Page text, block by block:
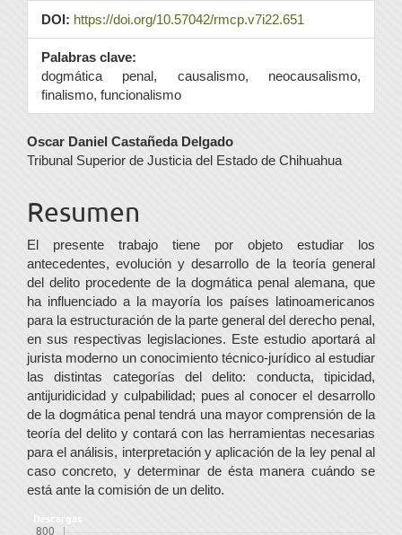
DOI: https://doi.org/10.57042/rmcp.v7i22.651
Palabras clave:
dogmática penal, causalismo, neocausalismo,
finalismo, funcionalismo
Contenido
principal
del
artículo
Oscar Daniel Castañeda Delgado
Tribunal Superior de Justicia del Estado de Chihuahua
Resumen
El presente trabajo tiene por objeto estudiar los
antecedentes, evolución y desarrollo de la teoría general
del delito procedente de la dogmática penal alemana, que
ha influenciado a la mayoría los países latinoamericanos
para la estructuración de la parte general del derecho penal,
en sus respectivas legislaciones. Este estudio aportará al
jurista moderno un conocimiento técnico-jurídico al estudiar
las distintas categorías del delito: conducta, tipicidad,
antijuridicidad y culpabilidad; pues al conocer el desarrollo
de la dogmática penal tendrá una mayor comprensión de la
teoría del delito y contará con las herramientas necesarias
para el análisis, interpretación y aplicación de la ley penal al
caso concreto, y determinar de ésta manera cuándo se
está ante la comisión de un delito.
Descargas